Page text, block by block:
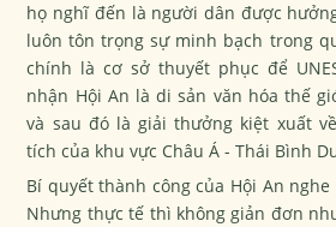
họ nghĩ đến là người dân được
luôn tôn trọng sự minh bạch trong
chính là cơ sở thuyết phục để
nhận Hội An là di sản văn hóa thế
và sau đó là giải thưởng kiệt xuất
tích của khu vực Châu Á - Thái Bình
Bí quyết thành công của Hội An
Nhưng thực tế thì không giản đơn